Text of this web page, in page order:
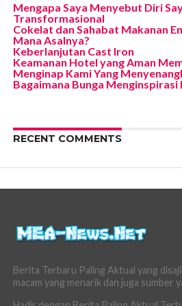
Mengapa Saya Menyebut Diri
Transformasional
Cokelat dan Sahabat Makanan
Mana Asalnya?
Keberlanjutan Cast Iron
Keamanan Hotel yang Aman
Menginap Kami Yang
Bagaimana Bunga Menginspirasi
RECENT COMMENTS
Berita Terbaru Paling Aktual yang
macam yang menarik dan juga sumber